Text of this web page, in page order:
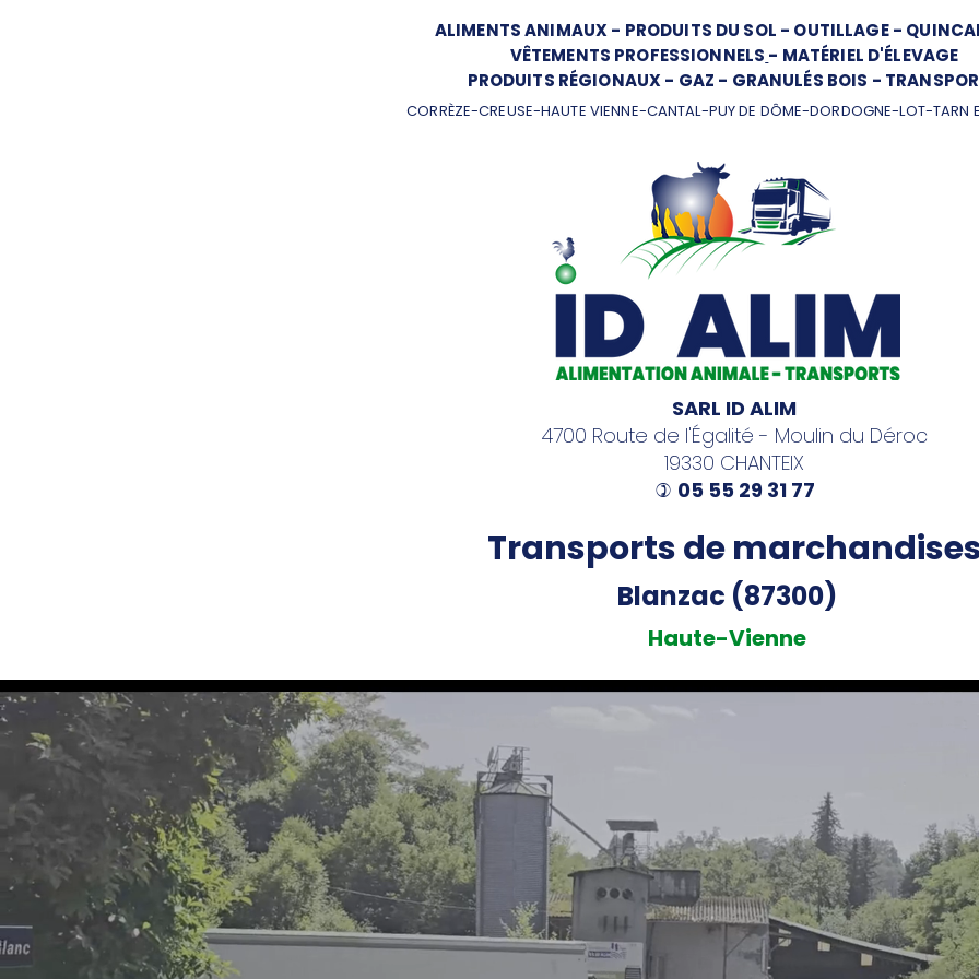
ALIMENTS ANIMAUX- PRODUITS DU SOL - OUTILLAGE-
VÊTEMENTS PROFESSIONNELS - MATÉRIEL D'ÉLEVAGE
PRODUITS RÉGIONAUX- GAZ - GRANULÉS BOIS -
CORRÈZE-CREUSE-HAUTE VIENNE-CANTAL-PUY DE DÔME-DORDOGNE-LOT-TARN
SARL ID ALIM
4700 Route de l'Égalité - Moulin du Déroc
19330 CHANTEIX
) 05 55 29 31 77
Transports de
Blanzac (87300)
Haute-Vienne